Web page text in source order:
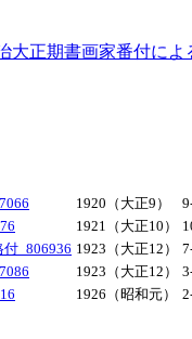
正期書画家番付によ
1920（大正9）
1921（大正10）
_806936 1923（大正12）
1923（大正12）
1926（昭和元）